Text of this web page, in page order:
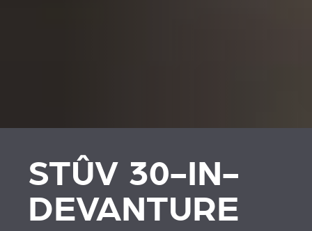
STÛV 30-IN-
DEVANTURE